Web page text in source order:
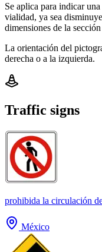
Se aplica para indicar
vialidad, ya sea
dimensiones de la
La orientación del
derecha o a la izquierda.
Traffic signs
prohibida la circulación
México